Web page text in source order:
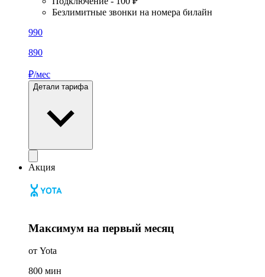
Безлимитные звонки на номера билайн
990
890
₽/мес
Детали тарифа
Акция
Максимум на первый месяц
от Yota
800 мин